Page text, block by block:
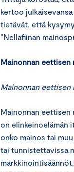
kertoo
tietävät, että
”Nellafiinan
Mainonnan
Mainonnan eettisen
Mainonnan eettisen
on elinkeinoelämän
onko mainos tai
tai tunnistettavissa